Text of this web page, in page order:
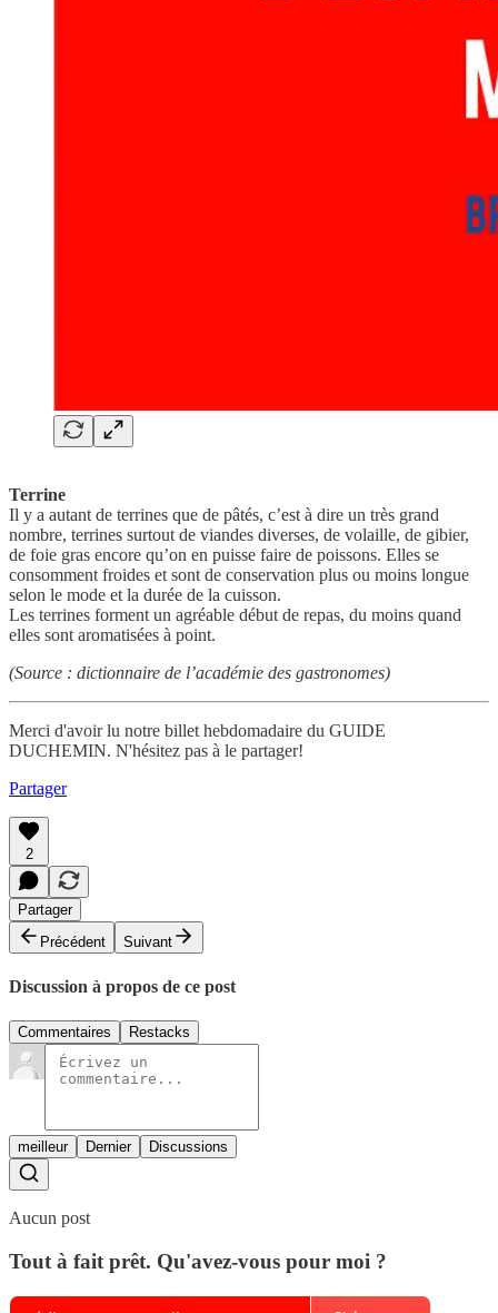
Terrine
Il y a autant de terrines que de pâtés, c’est à dire un très grand
nombre, terrines surtout de viandes diverses, de volaille, de gibier,
de foie gras encore qu’on en puisse faire de poissons. Elles se
consomment froides et sont de conservation plus ou moins longue
selon le mode et la durée de la cuisson.
Les terrines forment un agréable début de repas, du moins quand
elles sont aromatisées à point.
(Source : dictionnaire de l’académie des gastronomes)
Merci d'avoir lu notre billet hebdomadaire du GUIDE
DUCHEMIN. N'hésitez pas à le partager!
Partager
2
Partager
Précédent
Suivant
Discussion à propos de ce post
Commentaires Restacks
meilleur Dernier Discussions
Aucun post
Tout à fait prêt. Qu'avez-vous pour moi ?